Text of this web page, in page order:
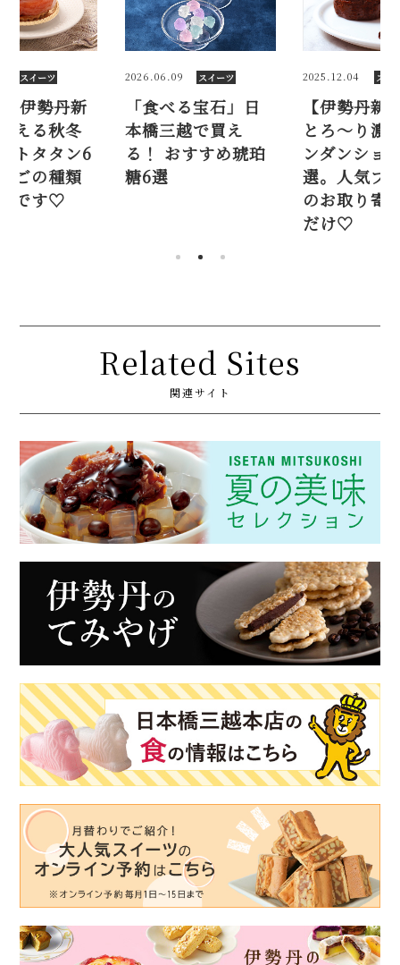
スイーツ
伊勢丹新
える秋冬
トタタン6
ごの種類
です♡
2026.06.09 スイーツ
「食べる宝石」日
本橋三越で買え
る！ おすすめ琥珀
糖6選
2025.12.04 スイ
【伊勢丹新
とろ～り濃
ンダンショ
選。人気ブ
のお取り寄
だけ♡
Related Sites
関連サイト